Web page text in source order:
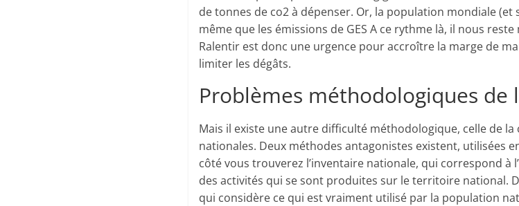
de tonnes de co2 à dépenser. Or, la population mondiale (et
même que les émissions de GES A ce rythme là, il nous
Ralentir est donc une urgence pour accroître la marge de
limiter les dégâts.
Problèmes méthodologiques de
Mais il existe une autre difficulté méthodologique, celle de
nationales. Deux méthodes antagonistes existent, utilisées
côté vous trouverez l’inventaire nationale, qui correspond à
des activités qui se sont produites sur le territoire national.
qui considère ce qui est vraiment utilisé par la population